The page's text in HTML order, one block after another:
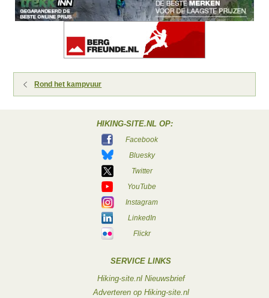
Rond het kampvuur
HIKING-SITE.NL OP:
Facebook
Bluesky
Twitter
YouTube
Instagram
LinkedIn
Flickr
SERVICE LINKS
Hiking-site.nl Nieuwsbrief
Adverteren op Hiking-site.nl